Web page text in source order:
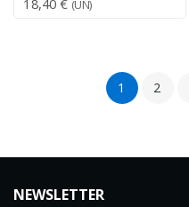
18,40 € (UN)
1 2
NEWSLETTER